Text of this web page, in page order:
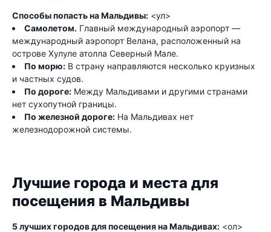
Способы попасть на Мальдивы: <ул>
Самолетом. Главный международный аэропорт —
международный аэропорт Велана, расположенный на
острове Хулуле атолла Северный Мале.
По морю: В страну направляются несколько круизных
и частных судов.
По дороге: Между Мальдивами и другими странами
нет сухопутной границы.
По железной дороге: На Мальдивах нет
железнодорожной системы.
Лучшие города и места для
посещения в Мальдивы
5 лучших городов для посещения на Мальдивах: <ол>